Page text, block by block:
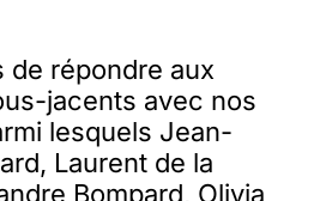
de répondre aux
jacents avec nos
lesquels Jean-
Laurent de la
Bompard, Olivia